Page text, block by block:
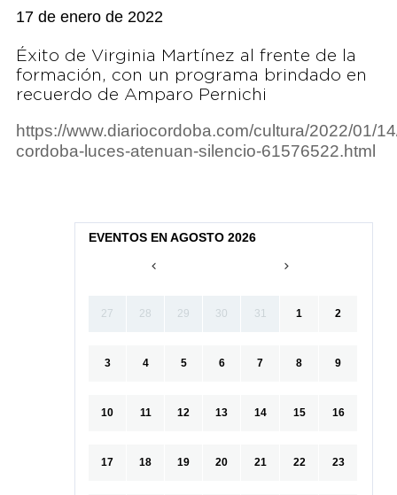
17 de enero de 2022
Éxito de Virginia Martínez al frente de la
formación, con un programa brindado en
recuerdo de Amparo Pernichi
https://www.diariocordoba.com/cultura/2022/01/
cordoba-luces-atenuan-silencio-61576522.html
EVENTOS EN AGOSTO 2026
27 28 29 30 31 1 2
3 4 5 6 7 8 9
10 11 12 13 14 15 16
17 18 19 20 21 22 23